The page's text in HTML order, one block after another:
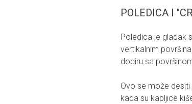
POLEDICA I
Poledica je gladak
vertikalnim
dodiru sa
Ovo se može desiti
kada su kapljice